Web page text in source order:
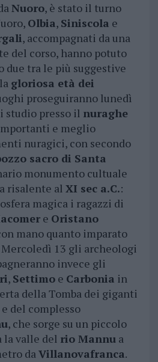
Nuoro, è stato il turno
Olbia, Siniscola e
, accompagnati da una
del corso, hanno potuto
due tra le più suggestive
gloriosa età dei
proseguiranno lunedì
studio presso il nuraghe
e meglio
nuragici, con secondo
sacro di Santa
monumento cultuale
risalente al XI sec a.C.:
magica i ragazzi di
e Oristano
mano quanto imparato
13 gli archeologi
invece gli
, Settimoe Carbonia in
della Tomba dei giganti
del complesso
, che sorge su un piccolo
la valle del rio Mannua
daVillanovafranca.